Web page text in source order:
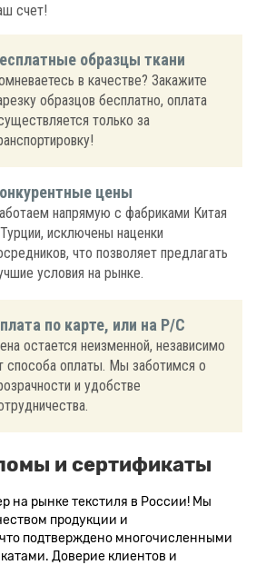
счет!
образцы ткани
в качестве? Закажите
образцов бесплатно, оплата
только за
цены
напрямую с фабриками Китая
исключены наценки
что позволяет предлагать
условия на рынке.
по карте, или на Р/С
остается неизменной, независимо
способа оплаты. Мы заботимся о
и удобстве
и сертификаты
на рынке текстиля в России! Мы
продукции и
подтверждено многочисленными
Доверие клиентов и